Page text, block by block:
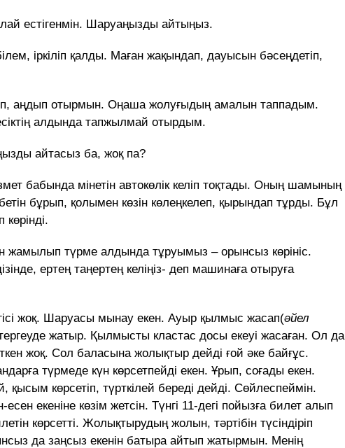
естігенмін. Шаруаңызды айтыңыз.
іркіліп қалды. Маған жақындап, дауысын бәсеңдетіп,
аңдып отырмын. Оңаша жолуғыдың амалын таппадым.
алдында тапжылмай отырдым.
айтасыз ба, жоқ па?
бабында мінетін автокөлік келіп тоқтады. Оның шамының
бұрып, қолымен көзін көлеңкелеп, қырындап тұрды. Бұл
жамылып түрме алдында тұруымыз – орынсыз көрініс.
ертең таңертең келіңіз- деп машинаға отыруға
жоқ. Шаруасы мынау екен. Ауыр қылмыс жасап(әйел
жатыр. Қылмысты кластас досы екеуі жасаған. Ол да
жоқ. Сол баласына жолықтыр дейді ғой әке байғұс.
түрмеде күн көрсетпейді екен. Ұрып, соғады екен.
көрсетіп, түрткілей береді дейді. Сөйлеспеймін.
екеніне көзім жетсін. Түнгі 11-дегі пойызға билет алып
көрсетті. Жолықтырудың жолын, тәртібін түсіндіріп
да заңсыз екенін батыра айтып жатырмын. Менің